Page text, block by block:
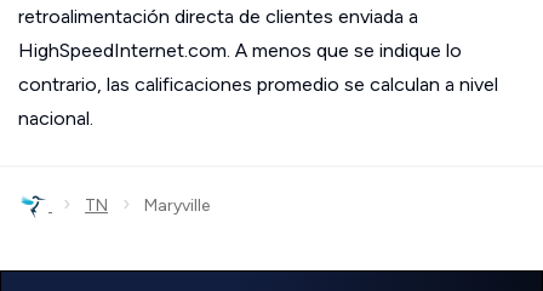
retroalimentación directa de clientes enviada a
HighSpeedInternet.com. A menos que se indique lo
contrario, las calificaciones promedio se calculan a nivel
nacional.
› TN › Maryville